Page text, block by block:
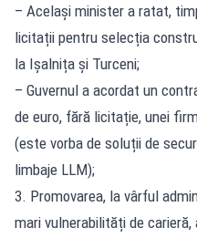
– Același minister a ratat,
licitații pentru selecția
la Ișalnița și Turceni;
– Guvernul a acordat un
de euro, fără licitație, unei
(este vorba de soluții de
limbaje LLM);
3. Promovarea, la vârful
mari vulnerabilități de